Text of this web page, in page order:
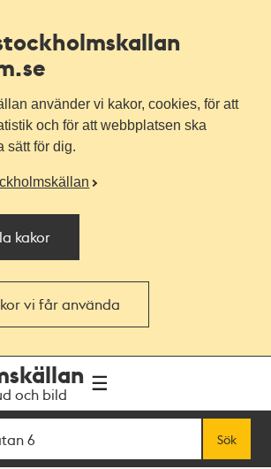
använder vi kakor, cookies, för att
och för att webbplatsen ska
sätt för dig.
kakor
vi får använda
och bild
Sök